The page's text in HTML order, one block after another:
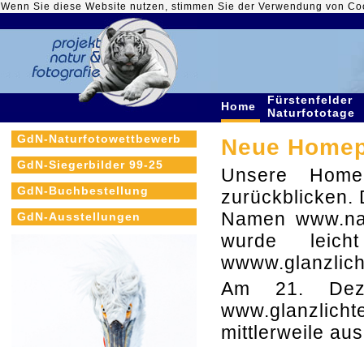
Wenn Sie diese Website nutzen, stimmen Sie der Verwendung von
Home
Fürstenfelder
Naturfototage
GdN-Naturfotowettbewerb
GdN-Siegerbilder 99-25
GdN-Buchbestellung
GdN-Ausstellungen
Neue
Unsere
zurückblicken.
Namen
wurde
Am 21.
mittlerweile